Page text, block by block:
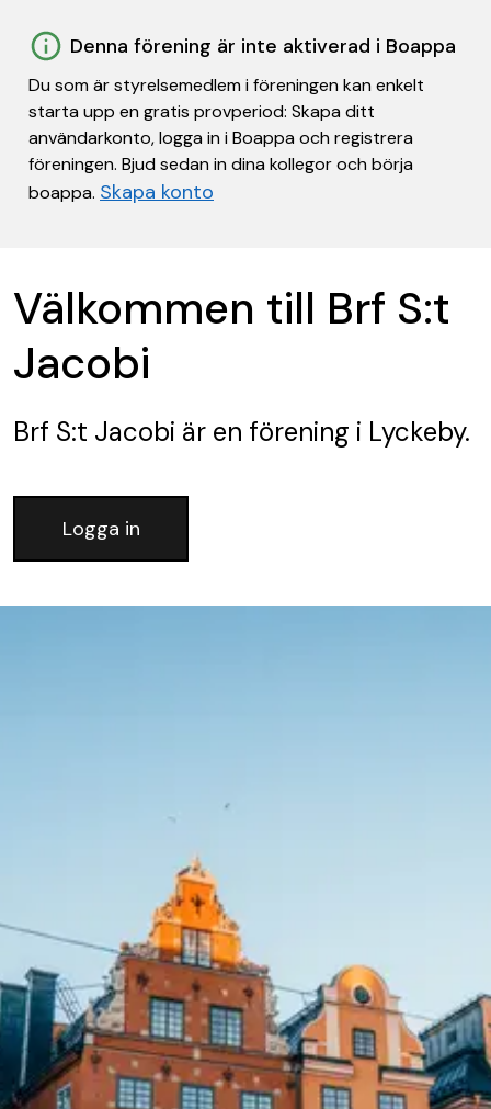
Denna förening är inte aktiverad i Boappa
Du som är styrelsemedlem i föreningen kan enkelt
starta upp en gratis provperiod: Skapa ditt
användarkonto, logga in i Boappa och registrera
föreningen. Bjud sedan in dina kollegor och börja
boappa. Skapa konto
Välkommen till Brf S:t
Jacobi
Brf S:t Jacobi är en förening i Lyckeby.
Logga in